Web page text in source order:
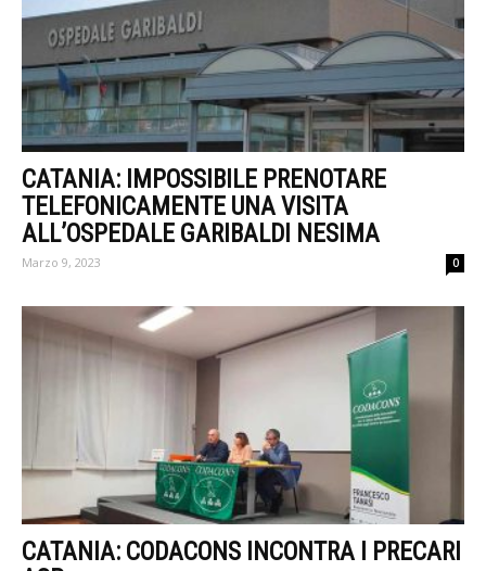
CATANIA: IMPOSSIBILE PRENOTARE
TELEFONICAMENTE UNA VISITA
ALL’OSPEDALE GARIBALDI NESIMA
Marzo 9, 2023 0
CATANIA: CODACONS INCONTRA I PRECARI